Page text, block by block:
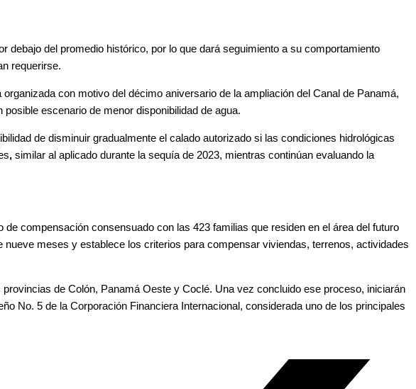
debajo del promedio histórico, por lo que dará seguimiento a su comportamiento
requerirse.
con motivo del décimo aniversario de la ampliación del Canal de Panamá,
escenario de menor disponibilidad de agua.
de disminuir gradualmente el calado autorizado si las condiciones hidrológicas
, similar al aplicado durante la sequía de 2023, mientras continúan evaluando la
compensación consensuado con las 423 familias que residen en el área del futuro
meses y establece los criterios para compensar viviendas, terrenos, actividades
de Colón, Panamá Oeste y Coclé. Una vez concluido ese proceso, iniciarán
No. 5 de la Corporación Financiera Internacional, considerada uno de los principales